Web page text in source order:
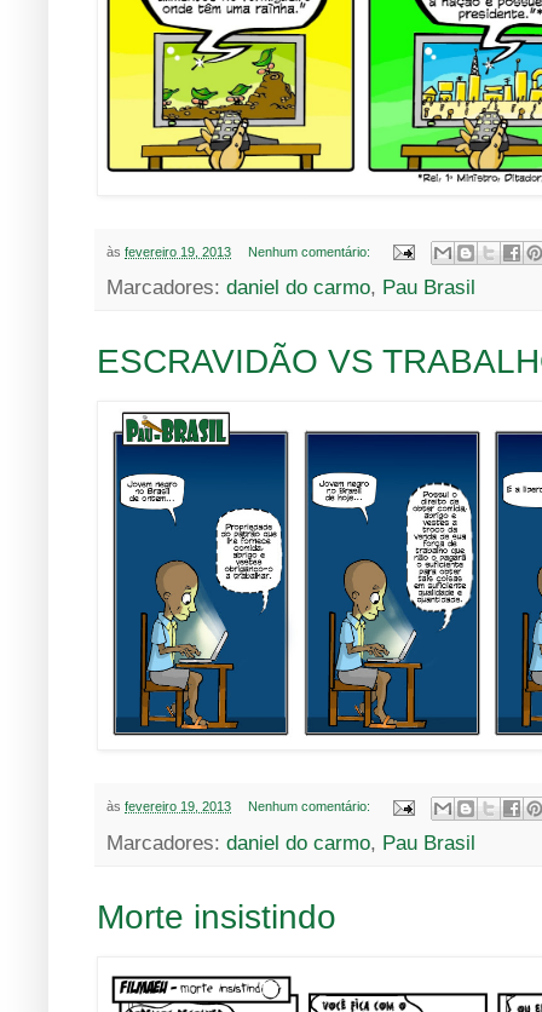
às fevereiro 19, 2013 Nenhum comentário:
Marcadores: daniel do carmo, Pau Brasil
ESCRAVIDÃO VS
às fevereiro 19, 2013 Nenhum comentário:
Marcadores: daniel do carmo, Pau Brasil
Morte insistindo